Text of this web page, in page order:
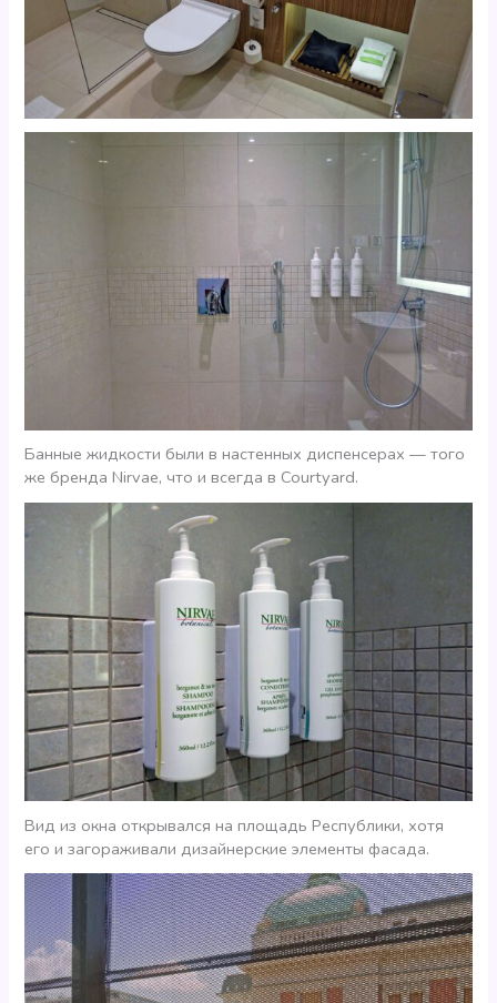
Банные жидкости были в настенных диспенсерах — того
же бренда Nirvae, что и всегда в Courtyard.
Вид из окна открывался на площадь Республики, хотя
его и загораживали дизайнерские элементы фасада.